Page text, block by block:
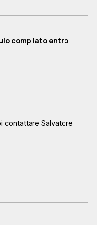
compilato entro
contattare Salvatore